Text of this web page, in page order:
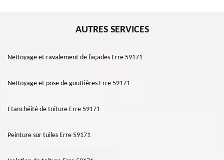
AUTRES SERVICES
Nettoyage et ravalement de façades Erre 59171
Nettoyage et pose de gouttières Erre 59171
Etanchéité de toiture Erre 59171
Peinture sur tuiles Erre 59171